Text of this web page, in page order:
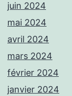
juin 2024
mai 2024
avril 2024
mars 2024
février 2024
janvier 2024